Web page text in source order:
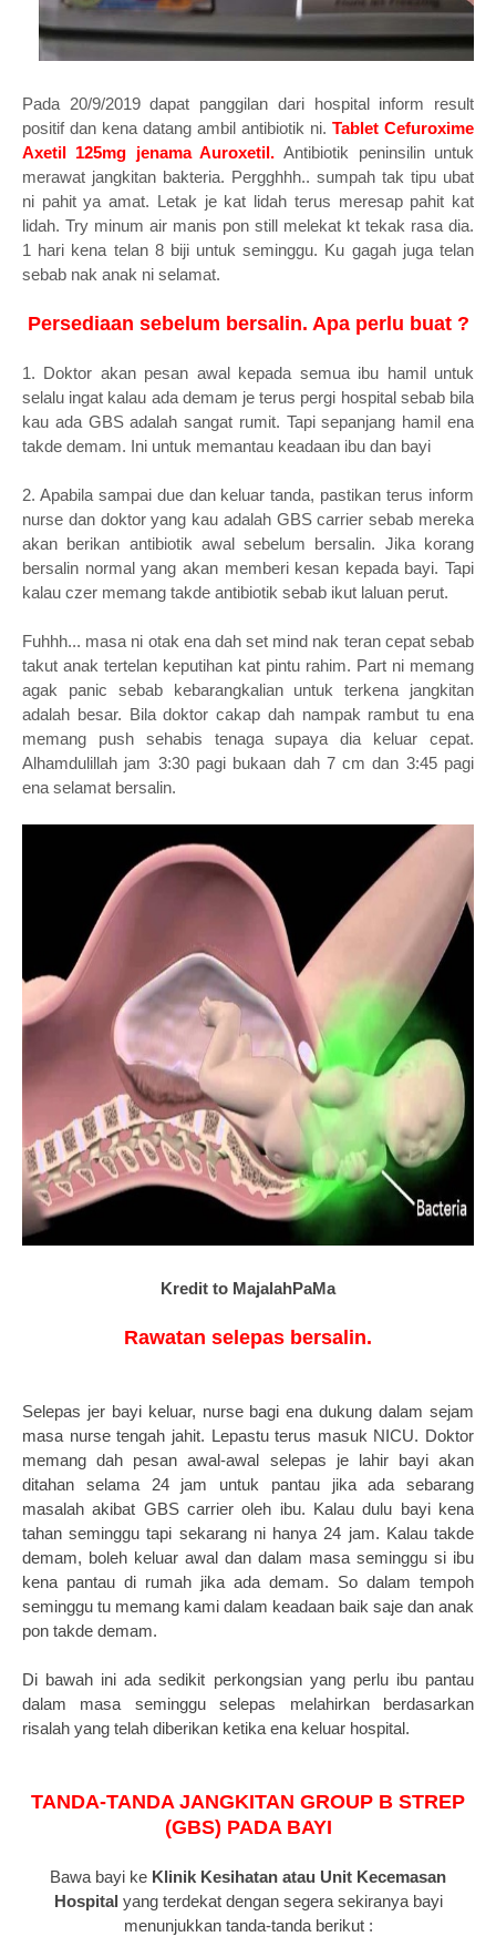
Pada 20/9/2019 dapat panggilan dari hospital inform result
positif dan kena datang ambil antibiotik ni. Tablet Cefuroxime
Axetil 125mg jenama Auroxetil.Antibiotik peninsilin untuk
merawat jangkitan bakteria. Pergghhh.. sumpah tak tipu ubat
ni pahit ya amat. Letak je kat lidah terus meresap pahit kat
lidah. Try minum air manis pon still melekat kt tekak rasa dia.
1 hari kena telan 8 biji untuk seminggu. Ku gagah juga telan
sebab nak anak ni selamat.
Persediaan sebelum bersalin. Apa perlu buat ?
1. Doktor akan pesan awal kepada semua ibu hamil untuk
selalu ingat kalau ada demam je terus pergi hospital sebab bila
kau ada GBS adalah sangat rumit. Tapi sepanjang hamil ena
takde demam. Ini untuk memantau keadaan ibu dan bayi
2. Apabila sampai due dan keluar tanda, pastikan terus inform
nurse dan doktor yang kau adalah GBS carrier sebab mereka
akan berikan antibiotik awal sebelum bersalin. Jika korang
bersalin normal yang akan memberi kesan kepada bayi. Tapi
kalau czer memang takde antibiotik sebab ikut laluan perut.
Fuhhh... masa ni otak ena dah set mind nak teran cepat sebab
takut anak tertelan keputihan kat pintu rahim. Part ni memang
agak panic sebab kebarangkalian untuk terkena jangkitan
adalah besar. Bila doktor cakap dah nampak rambut tu ena
memang push sehabis tenaga supaya dia keluar cepat.
Alhamdulillah jam 3:30 pagi bukaan dah 7 cm dan 3:45 pagi
ena selamat bersalin.
Kredit to MajalahPaMa
Rawatan selepas bersalin.
Selepas jer bayi keluar, nurse bagi ena dukung dalam sejam
masa nurse tengah jahit. Lepastu terus masuk NICU. Doktor
memang dah pesan awal-awal selepas je lahir bayi akan
ditahan selama 24 jam untuk pantau jika ada sebarang
masalah akibat GBS carrier oleh ibu. Kalau dulu bayi kena
tahan seminggu tapi sekarang ni hanya 24 jam. Kalau takde
demam, boleh keluar awal dan dalam masa seminggu si ibu
kena pantau di rumah jika ada demam. So dalam tempoh
seminggu tu memang kami dalam keadaan baik saje dan anak
pon takde demam.
Di bawah ini ada sedikit perkongsian yang perlu ibu pantau
dalam masa seminggu selepas melahirkan berdasarkan
risalah yang telah diberikan ketika ena keluar hospital.
TANDA-TANDA JANGKITAN GROUP B STREP
(GBS) PADA BAYI
Bawa bayi ke Klinik Kesihatan atau Unit Kecemasan
Hospital yang terdekat dengan segera sekiranya bayi
menunjukkan tanda-tanda berikut :